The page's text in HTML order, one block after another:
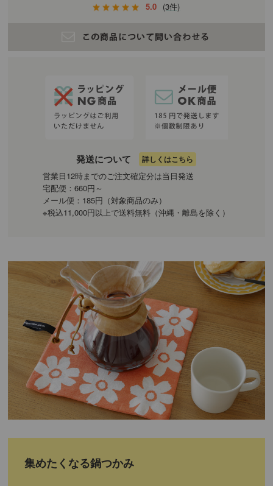
5.0 (3件)
発送について 詳しくはこちら
営業日12時までのご注文確定分は当日発送
宅配便：660円～
メール便：185円（対象商品のみ）
※税込11,000円以上で送料無料（沖縄・離島を除く）
集めたくなる鍋つかみ